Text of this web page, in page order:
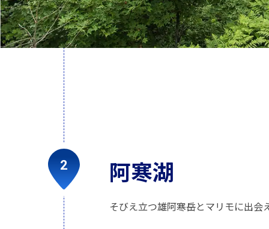
阿寒湖
そびえ立つ雄阿寒岳とマリモに出会